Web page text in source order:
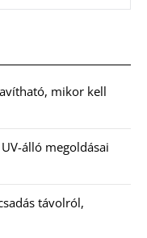
mikor kell
álló megoldásai
távolról,